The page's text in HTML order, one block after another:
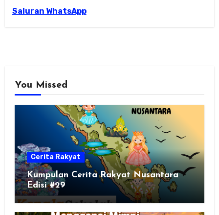
Saluran WhatsApp
You Missed
Cerita Rakyat
Kumpulan Cerita Rakyat Nusantara
Edisi #29